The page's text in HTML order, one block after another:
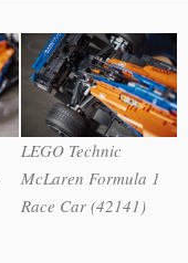
LEGO Technic
McLaren Formula 1
Race Car (42141)